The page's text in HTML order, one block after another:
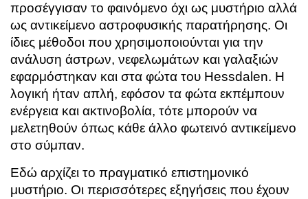
προσέγγισαν το φαινόμενο όχι ως μυστήριο αλλά
ως αντικείμενο αστροφυσικής παρατήρησης. Οι
ίδιες μέθοδοι που χρησιμοποιούνται για την
ανάλυση άστρων, νεφελωμάτων και γαλαξιών
εφαρμόστηκαν και στα φώτα του Hessdalen. Η
λογική ήταν απλή, εφόσον τα φώτα εκπέμπουν
ενέργεια και ακτινοβολία, τότε μπορούν να
μελετηθούν όπως κάθε άλλο φωτεινό αντικείμενο
στο σύμπαν.
Εδώ αρχίζει το πραγματικό επιστημονικό
μυστήριο. Οι περισσότερες εξηγήσεις που έχουν